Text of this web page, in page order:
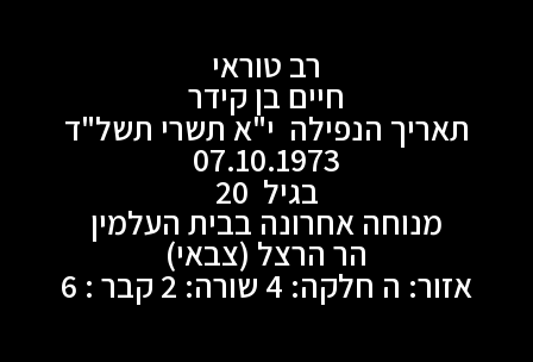
רב טוראי
חיים בן קידר
תאריך הנפילה י"א תשרי תשל"ד
07.10.1973
בגיל 20
מנוחה אחרונה בבית העלמין
הר הרצל (צבאי)
אזור: ה חלקה: 4 שורה: 2 קבר : 6